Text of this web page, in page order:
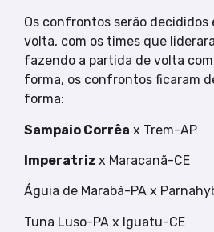
Os confrontos serão decididos
volta, com os times que
fazendo a partida de volta
forma, os confrontos ficaram
forma:
Sampaio Corrêa x Trem-AP
Imperatriz x Maracanã-CE
Águia de Marabá-PA x
Tuna Luso-PA x Iguatu-CE